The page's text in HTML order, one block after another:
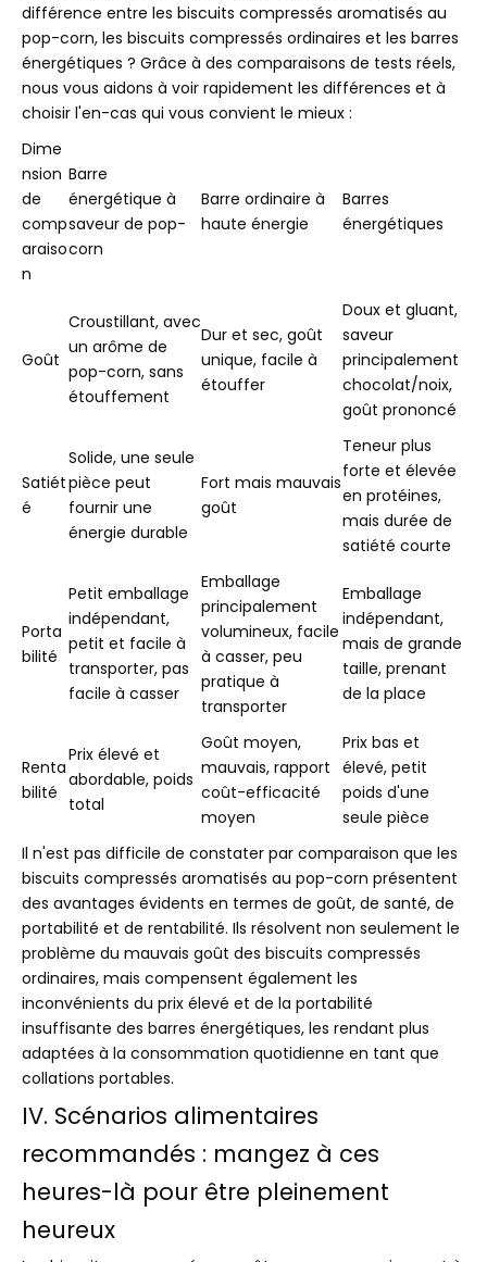
différence entre les biscuits compressés aromatisés au
pop-corn, les biscuits compressés ordinaires et les barres
énergétiques ? Grâce à des comparaisons de tests réels,
nous vous aidons à voir rapidement les différences et à
choisir l'en-cas qui vous convient le mieux :
Dime
nsion
de
comp
araiso
n
Barre
énergétique à
saveur de pop-
corn
Barre ordinaire à
haute énergie
Barres
énergétiques
Goût
Croustillant, avec
un arôme de
pop-corn, sans
étouffement
Dur et sec, goût
unique, facile à
étouffer
Doux et gluant,
saveur
principalement
chocolat/noix,
goût prononcé
Satiét
é
Solide, une seule
pièce peut
fournir une
énergie durable
Fort mais mauvais
goût
Teneur plus
forte et élevée
en protéines,
mais durée de
satiété courte
Porta
bilité
Petit emballage
indépendant,
petit et facile à
transporter, pas
facile à casser
Emballage
principalement
volumineux, facile
à casser, peu
pratique à
transporter
Emballage
indépendant,
mais de grande
taille, prenant
de la place
Renta
bilité
Prix ​​élevé et
abordable, poids
total
Goût moyen,
mauvais, rapport
coût-efficacité
moyen
Prix ​​bas et
élevé, petit
poids d'une
seule pièce
Il n'est pas difficile de constater par comparaison que les
biscuits compressés aromatisés au pop-corn présentent
des avantages évidents en termes de goût, de santé, de
portabilité et de rentabilité. Ils résolvent non seulement le
problème du mauvais goût des biscuits compressés
ordinaires, mais compensent également les
inconvénients du prix élevé et de la portabilité
insuffisante des barres énergétiques, les rendant plus
adaptées à la consommation quotidienne en tant que
collations portables.
IV. Scénarios alimentaires
recommandés : mangez à ces
heures-là pour être pleinement
heureux